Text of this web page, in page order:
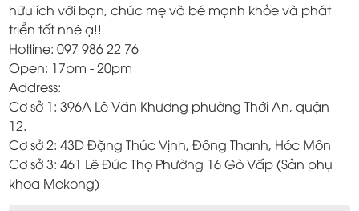
hữu ích với bạn, chúc mẹ và bé mạnh khỏe và phát
triển tốt nhé ạ!!
Hotline: 097 986 22 76
Open: 17pm - 20pm
Address:
Cơ sở 1: 396A Lê Văn Khương phường Thới An, quận
12.
Cơ sở 2: 43D Đặng Thúc Vịnh, Đông Thạnh, Hóc Môn
Cơ sở 3: 461 Lê Đức Thọ Phường 16 Gò Vấp (Sản phụ
khoa Mekong)